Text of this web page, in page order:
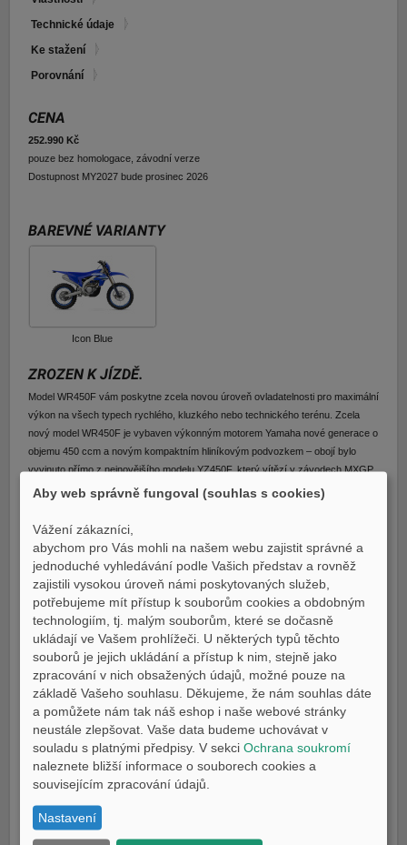
BAREVNÉ VARIANTY
Icon Blue
ZROZEN K JÍZDĚ.
Model WR450F vám poskytne zcela novou úroveň ovladatelnosti pro maximální
výkon na všech typech rychlého, kluzkého nebo technického terénu. Zcela
nový model WR450F je vybaven výkonným motorem Yamaha nové generace o
objemu 450 ccm a novým kompaktním hliníkovým podvozkem – obojí bylo
vyvinuto přímo z nejnovějšího modelu YZ450F, který vítězí v závodech MXGP
– a vy tak máte vše pod kontrolou.
vyšší úroveň silného a lineárního výkonu, je lehčí a rychlejší než kdykoli
předtím. Speciální řídicí jednotka pro enduro a pětistupňová převodovka s
dlouhým zpřevodováním zajišťují vyšší výkon a trakci v širokém rozsahu
rychlostí. Modernizovaná aplikace Power Tuner navíc usnadňuje výběr
správného mapování pro úplnou kontrolu v nejrůznějších podmínkách na trati a
za různého počasí.
Díky zcela novému hliníkovému podvozku je motocykl WR450F kompaktnější
a hbitější než kdykoli předtím. Velmi tenká bezešvá kapotáž a plošší sedlo
umožňují rychlejší a snadnější přenášení hmotnosti pro nejvyšší úroveň
ovladatelnosti. Nejlepší odpružení KYB ve své třídě je sníženo o 10 mm a má
upravené nastavení pro zvýšení výkonu v zatáčkách při nízkých rychlostech.
WR450F využívá nejnovější technologie motoru a šasi prověřené na vítězném
modelu YZ450F. Kombinace silnějšího motoru a přepracovaného lehkého šasi s
kompaktní kapotáží z něj dělá nejlepší enduro motocykl Yamaha o objemu 450
ccm s nejvyšší mírou ovladatelnosti v nejrůznějších situacích. Digitální Power
Tuner společnosti Yamaha a přepínač režimů motoru na řídítkách vám
umožňují úplnou kontrolu nad změnami povrchu a počasí a kompaktní nové
Technické údaje
Ke stažení
Porovnání
CENA
252.990 Kč
pouze bez homologace, závodní verze
Dostupnost MY2027 bude prosinec 2026
Aby web správně fungoval (souhlas s cookies)
Vážení zákazníci,
abychom pro Vás mohli na našem webu zajistit správné a
jednoduché vyhledávání podle Vašich představ a rovněž
zajistili vysokou úroveň námi poskytovaných služeb,
potřebujeme mít přístup k souborům cookies a obdobným
technologiím, tj. malým souborům, které se dočasně
ukládají ve Vašem prohlížeči. U některých typů těchto
souborů je jejich ukládání a přístup k nim, stejně jako
zpracování v nich obsažených údajů, možné pouze na
základě Vašeho souhlasu. Děkujeme, že nám souhlas dáte
a pomůžete nám tak náš eshop i naše webové stránky
neustále zlepšovat. Vaše data budeme uchovávat v
souladu s platnými předpisy. V sekciOchrana soukromí
naleznete bližší informace o souborech cookies a
souvisejícím zpracování údajů.
Nastavení